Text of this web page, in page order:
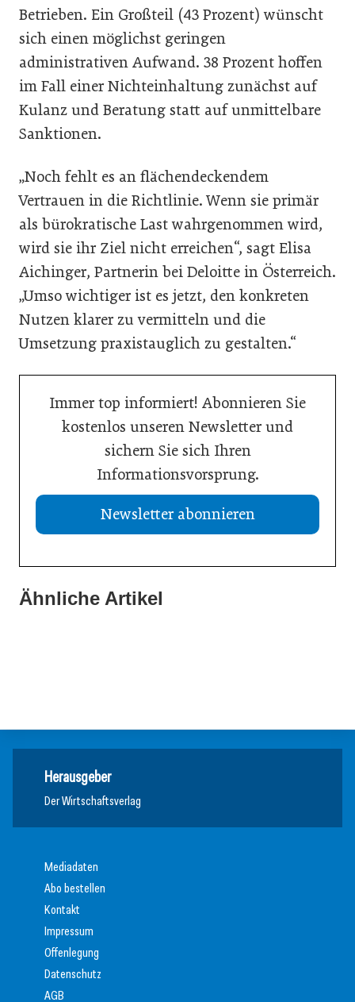
Betrieben. Ein Großteil (43 Prozent) wünscht
sich einen möglichst geringen
administrativen Aufwand. 38 Prozent hoffen
im Fall einer Nichteinhaltung zunächst auf
Kulanz und Beratung statt auf unmittelbare
Sanktionen.
„Noch fehlt es an flächendeckendem
Vertrauen in die Richtlinie. Wenn sie primär
als bürokratische Last wahrgenommen wird,
wird sie ihr Ziel nicht erreichen“, sagt Elisa
Aichinger, Partnerin bei Deloitte in Österreich.
„Umso wichtiger ist es jetzt, den konkreten
Nutzen klarer zu vermitteln und die
Umsetzung praxistauglich zu gestalten.“
Immer top informiert! Abonnieren Sie
kostenlos unseren Newsletter und
sichern Sie sich Ihren
Informationsvorsprung.
Newsletter abonnieren
Ähnliche Artikel
21. Juli 2026
Drei Viertel wünschen sich lebensphasenorientierte
Was Handwerksbetriebe jetzt für ihre Online-Sichtbarkeit
13. Juli 2026
Herausgeber
Der Wirtschaftsverlag
Mediadaten
Abo bestellen
Kontakt
Impressum
Offenlegung
Datenschutz
AGB